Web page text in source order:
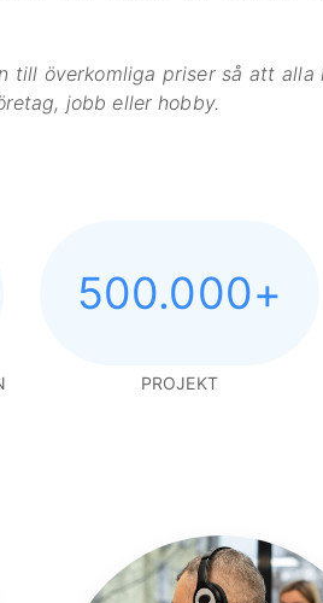
överkomliga priser så att alla
jobb eller hobby.
500.000+
PROJEKT